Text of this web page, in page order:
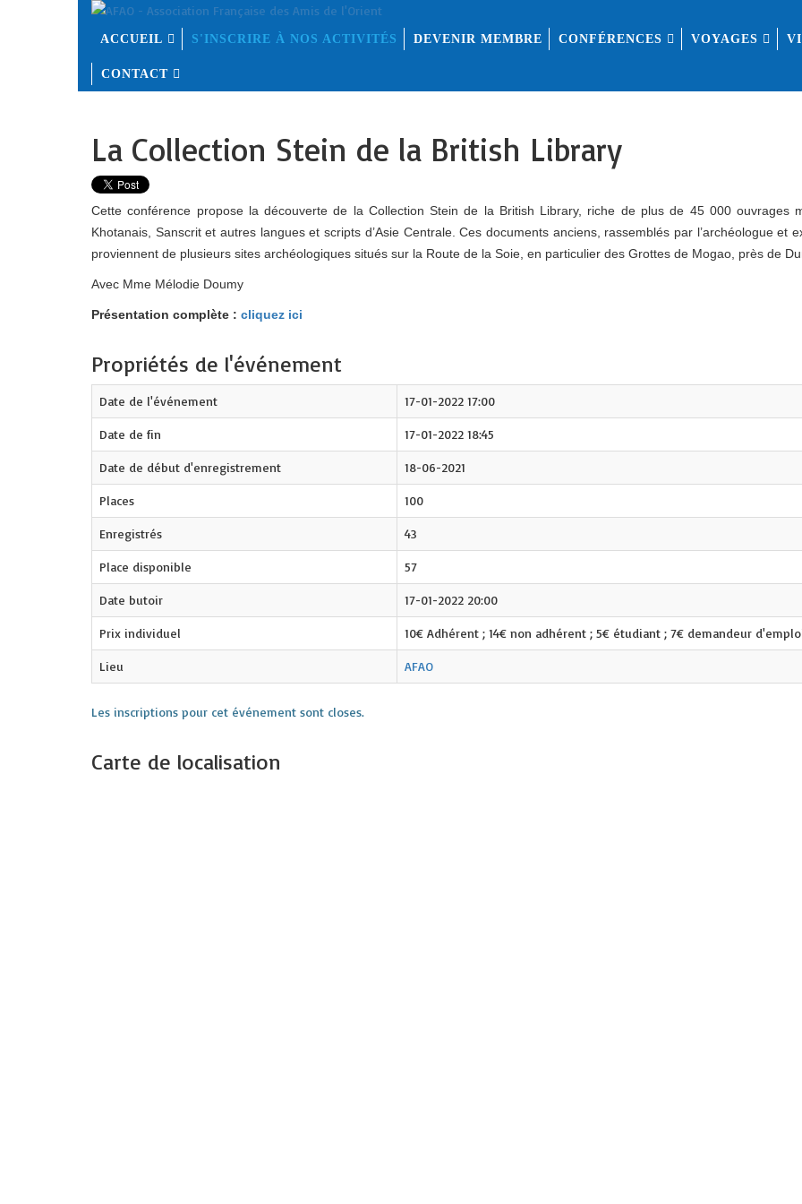
ACCUEIL S'INSCRIRE À NOS ACTIVITÉS DEVENIR MEMBRE CONFÉRENCES VOYAGES
CONTACT
La Collection Stein de la British Library
Cette conférence propose la découverte de la Collection Stein de la British Library, riche de plus de 45 000 ouvrages
Khotanais, Sanscrit et autres langues et scripts d’Asie Centrale. Ces documents anciens, rassemblés par l’archéologue et
proviennent de plusieurs sites archéologiques situés sur la Route de la Soie, en particulier des Grottes de Mogao, près de
Avec Mme Mélodie Doumy
Présentation complète : cliquez ici
Propriétés de l'événement
Date de l'événement 17-01-2022 17:00
Date de fin 17-01-2022 18:45
Date de début d'enregistrement 18-06-2021
Places 100
Enregistrés 43
Place disponible 57
Date butoir 17-01-2022 20:00
Prix individuel 10€ Adhérent ; 14€ non adhérent ; 5€ étudiant ; 7€ demandeur
Lieu AFAO
Les inscriptions pour cet événement sont closes.
Carte de localisation